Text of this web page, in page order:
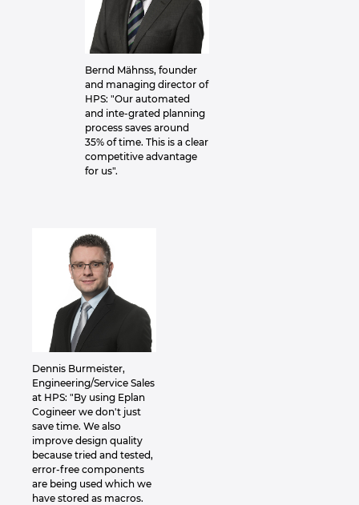
Bernd Mähnss, founder
and managing director of
HPS: "Our automated
and inte-grated planning
process saves around
35% of time. This is a clear
competitive advantage
for us".
Dennis Burmeister,
Engineering/Service Sales
at HPS: "By using Eplan
Cogineer we don't just
save time. We also
improve design quality
because tried and tested,
error-free components
are being used which we
have stored as macros.